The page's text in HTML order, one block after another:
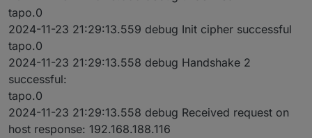
tapo.0
2024-11-23 21:29:13.559 debug Init cipher successful
tapo.0
2024-11-23 21:29:13.558 debug Handshake 2
successful:
tapo.0
2024-11-23 21:29:13.558 debug Received request on
host response: 192.168.188.116